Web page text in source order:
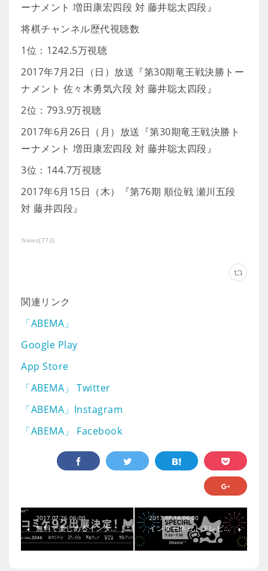
ーナメント 増田康宏四段 対 藤井聡太四段』
将棋チャンネル歴代視聴数
1位：1242.5万視聴
2017年7月2日（日）放送『第30期竜王戦決勝トー
ナメント 佐々木勇気六段 対 藤井聡太四段』
2位：793.9万視聴
2017年6月26日（月）放送『第30期竜王戦決勝ト
ーナメント 増田康宏四段 対 藤井聡太四段』
3位：144.7万視聴
2017年6月15日（木）『第76期 順位戦 瀬川五段
対 藤井四段』
News(773)
関連リンク
「ABEMA」
Google Play
App Store
「ABEMA」 Twitter
「ABEMA」Instagram
「ABEMA」 Facebook
2017.07.26 06:00
無料で楽しめるインタ…
2017.07.14 06:00
インターネットテレビ…